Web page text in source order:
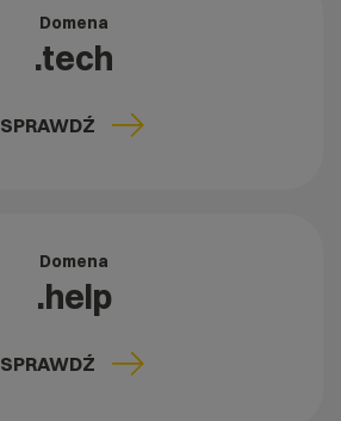
Domena
.tech
SPRAWDŹ
Domena
.help
SPRAWDŹ